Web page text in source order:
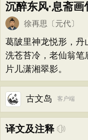
沉醉东风·息斋画
徐再思 〔元代〕
葛陂里神龙悦形，丹
洗苍苔冷，老仙翁笔
片儿潇湘翠影。
古文岛 客户端
译文及注释